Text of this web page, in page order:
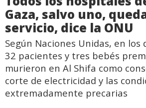
Gaza, salvo uno,
servicio, dice la ONU
Según Naciones Unidas, en los
32 pacientes y tres bebés
murieron en Al Shifa como
corte de electricidad y las
extremadamente precarias